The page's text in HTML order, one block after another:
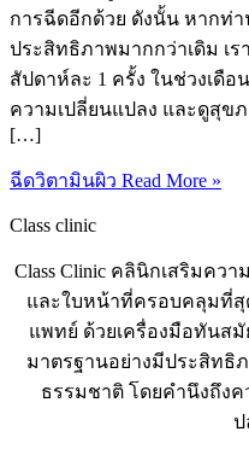
การฉีดอีกด้วย ดังนั้น หากท่
ประสิทธิภาพมากกว่าเดิม เ
สัปดาห์ละ 1 ครั้ง ในช่วงเดื
ความเปลี่ยนแปลง และดูสุข
[…]
ฉีดวิตามินผิว Read More »
Class clinic
Class Clinic คลินิกเสริมคว
และใบหน้าที่ครอบคลุมที่สุ
แพทย์ ด้วยเครื่องมือทันส
มาตรฐานอย่างมีประสิทธิ
ธรรมชาติ โดยคำนึงถึง
ป